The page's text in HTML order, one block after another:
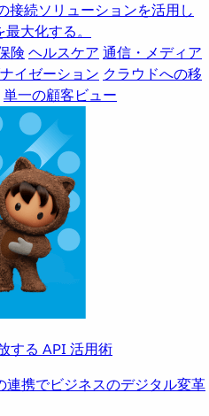
接続ソリューションを活用し
大化する。
険 ヘルスケア 通信・メディア
イゼーション クラウドへの移
単一の顧客ビュー
する API 活用術
携でビジネスのデジタル変革